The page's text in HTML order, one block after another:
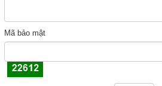
Mã bảo mật